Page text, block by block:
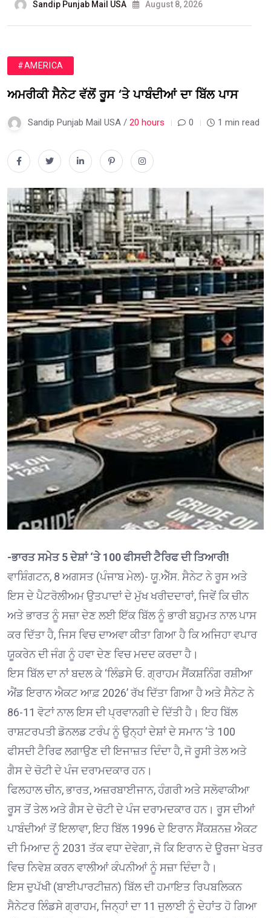
Sandip Punjab Mail USA August 8, 2026
#AMERICA
ਅਮਰੀਕੀ ਸੈਨੇਟ ਵੱਲੋਂ ਰੂਸ ‘ਤੇ ਪਾਬੰਦੀਆਂ ਦਾ ਬਿੱਲ ਪਾਸ
Sandip Punjab Mail USA / 20 hours 0 1 min read
-ਭਾਰਤ ਸਮੇਤ 5 ਦੇਸ਼ਾਂ ‘ਤੇ 100 ਫੀਸਦੀ ਟੈਰਿਫ ਦੀ ਤਿਆਰੀ!
ਵਾਸ਼ਿੰਗਟਨ, 8 ਅਗਸਤ (ਪੰਜਾਬ ਮੇਲ)- ਯੂ.ਐੱਸ. ਸੈਨੇਟ ਨੇ ਰੂਸ ਅਤੇ
ਇਸ ਦੇ ਪੈਟਰੋਲੀਅਮ ਉਤਪਾਦਾਂ ਦੇ ਮੁੱਖ ਖਰੀਦਦਾਰਾਂ, ਜਿਵੇਂ ਕਿ ਚੀਨ
ਅਤੇ ਭਾਰਤ ਨੂੰ ਸਜ਼ਾ ਦੇਣ ਲਈ ਇੱਕ ਬਿੱਲ ਨੂੰ ਭਾਰੀ ਬਹੁਮਤ ਨਾਲ ਪਾਸ
ਕਰ ਦਿੱਤਾ ਹੈ, ਜਿਸ ਵਿਚ ਦਾਅਵਾ ਕੀਤਾ ਗਿਆ ਹੈ ਕਿ ਅਜਿਹਾ ਵਪਾਰ
ਯੂਕਰੇਨ ਦੀ ਜੰਗ ਨੂੰ ਹਵਾ ਦੇਣ ਵਿਚ ਮਦਦ ਕਰਦਾ ਹੈ।
ਇਸ ਬਿੱਲ ਦਾ ਨਾਂ ਬਦਲ ਕੇ ‘ਲਿੰਡਸੇ ਓ. ਗ੍ਰਾਹਮ ਸੈਂਕਸ਼ਨਿੰਗ ਰਸ਼ੀਆ
ਐਂਡ ਇਰਾਨ ਐਕਟ ਆਫ਼ 2026’ ਰੱਖ ਦਿੱਤਾ ਗਿਆ ਹੈ ਅਤੇ ਸੈਨੇਟ ਨੇ
86-11 ਵੋਟਾਂ ਨਾਲ ਇਸ ਦੀ ਪ੍ਰਵਾਨਗੀ ਦੇ ਦਿੱਤੀ ਹੈ। ਇਹ ਬਿੱਲ
ਰਾਸ਼ਟਰਪਤੀ ਡੋਨਲਡ ਟਰੰਪ ਨੂੰ ਉਨ੍ਹਾਂ ਦੇਸ਼ਾਂ ਦੇ ਸਮਾਨ ‘ਤੇ 100
ਫੀਸਦੀ ਟੈਰਿਫ ਲਗਾਉਣ ਦੀ ਇਜਾਜ਼ਤ ਦਿੰਦਾ ਹੈ, ਜੋ ਰੂਸੀ ਤੇਲ ਅਤੇ
ਗੈਸ ਦੇ ਚੋਟੀ ਦੇ ਪੰਜ ਦਰਾਮਦਕਾਰ ਹਨ।
ਫਿਲਹਾਲ ਚੀਨ, ਭਾਰਤ, ਅਜ਼ਰਬਾਈਜਾਨ, ਹੰਗਰੀ ਅਤੇ ਸਲੋਵਾਕੀਆ
ਰੂਸ ਤੋਂ ਤੇਲ ਅਤੇ ਗੈਸ ਦੇ ਚੋਟੀ ਦੇ ਪੰਜ ਦਰਾਮਦਕਾਰ ਹਨ। ਰੂਸ ਦੀਆਂ
ਪਾਬੰਦੀਆਂ ਤੋਂ ਇਲਾਵਾ, ਇਹ ਬਿੱਲ 1996 ਦੇ ਇਰਾਨ ਸੈਂਕਸ਼ਨਜ਼ ਐਕਟ
ਦੀ ਮਿਆਦ ਨੂੰ 2031 ਤੱਕ ਵਧਾ ਦੇਵੇਗਾ, ਜੋ ਕਿ ਇਰਾਨ ਦੇ ਊਰਜਾ ਖੇਤਰ
ਵਿਚ ਨਿਵੇਸ਼ ਕਰਨ ਵਾਲੀਆਂ ਕੰਪਨੀਆਂ ਨੂੰ ਸਜ਼ਾ ਦਿੰਦਾ ਹੈ।
ਇਸ ਦੁਪੱਖੀ (ਬਾਈਪਾਰਟੀਜ਼ਨ) ਬਿੱਲ ਦੀ ਹਮਾਇਤ ਰਿਪਬਲਿਕਨ
ਸੈਨੇਟਰ ਲਿੰਡਸੇ ਗ੍ਰਾਹਮ, ਜਿਨ੍ਹਾਂ ਦਾ 11 ਜੁਲਾਈ ਨੂੰ ਦੇਹਾਂਤ ਹੋ ਗਿਆ